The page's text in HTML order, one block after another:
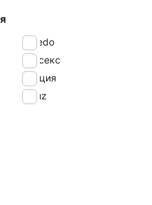
Byredo
Унисекс
Турция
Seluz